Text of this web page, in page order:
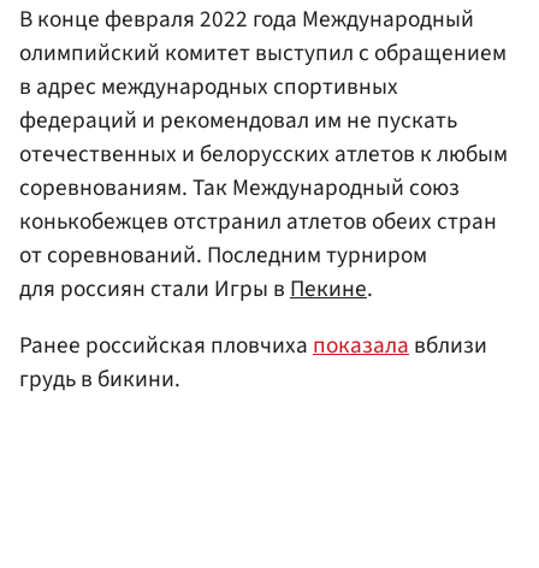
В конце февраля 2022 года Международный
олимпийский комитет выступил с обращением
в адрес международных спортивных
федераций и рекомендовал им не пускать
отечественных и белорусских атлетов к любым
соревнованиям. Так Международный союз
конькобежцев отстранил атлетов обеих стран
от соревнований. Последним турниром
для россиян стали Игры вПекине.
Ранее российская пловчихапоказалавблизи
грудь в бикини.